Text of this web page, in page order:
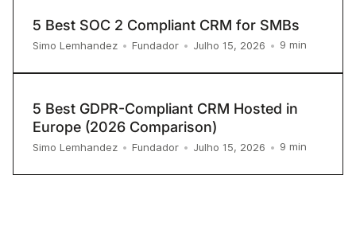
5 Best SOC 2 Compliant CRM for SMBs
Simo Lemhandez • Fundador • Julho 15, 2026 • 9 min
5 Best GDPR-Compliant CRM Hosted in
Europe (2026 Comparison)
Simo Lemhandez • Fundador • Julho 15, 2026 • 9 min